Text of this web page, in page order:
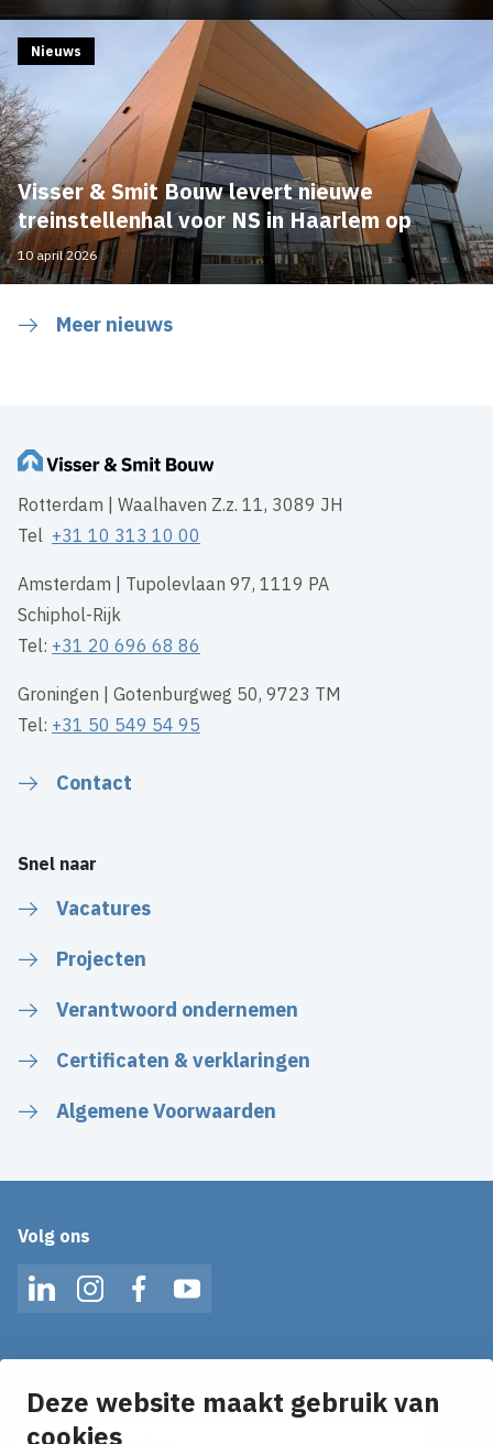
Deze website maakt gebruik van
cookies
Visser & Smit Bouw levert nieuwe
treinstellenhal voor NS in Haarlem op
Nieuws
10 april 2026
Meer nieuws
Rotterdam | Waalhaven Z.z. 11, 3089 JH
Tel +31 10 313 10 00
Amsterdam | Tupolevlaan 97, 1119 PA
Schiphol-Rijk
Tel: +31 20 696 68 86
Groningen | Gotenburgweg 50, 9723 TM
Tel: +31 50 549 54 95
Contact
Snel naar
Vacatures
Projecten
Verantwoord ondernemen
Certificaten & verklaringen
Algemene Voorwaarden
Volg ons
LinkedInInstagramFacebookYouTube
en ontvang het laatste nieuws direct in je inbox!
E-mailadres